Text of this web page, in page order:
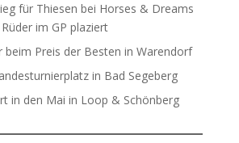
für Thiesen bei Horses & Dreams
im GP plaziert
beim Preis der Besten in Warendorf
in Bad Segeberg
in den Mai in Loop & Schönberg